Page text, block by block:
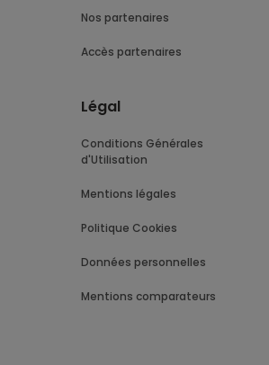
Nos partenaires
Accès partenaires
Légal
Conditions Générales
d'Utilisation
Mentions légales
Politique Cookies
Données personnelles
Mentions comparateurs